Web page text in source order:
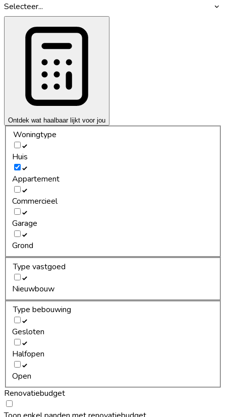
Selecteer...
Ontdek wat haalbaar lijkt voor jou
Woningtype
Huis
Appartement
Commercieel
Garage
Grond
Type vastgoed
Nieuwbouw
Type bebouwing
Gesloten
Halfopen
Open
Renovatiebudget